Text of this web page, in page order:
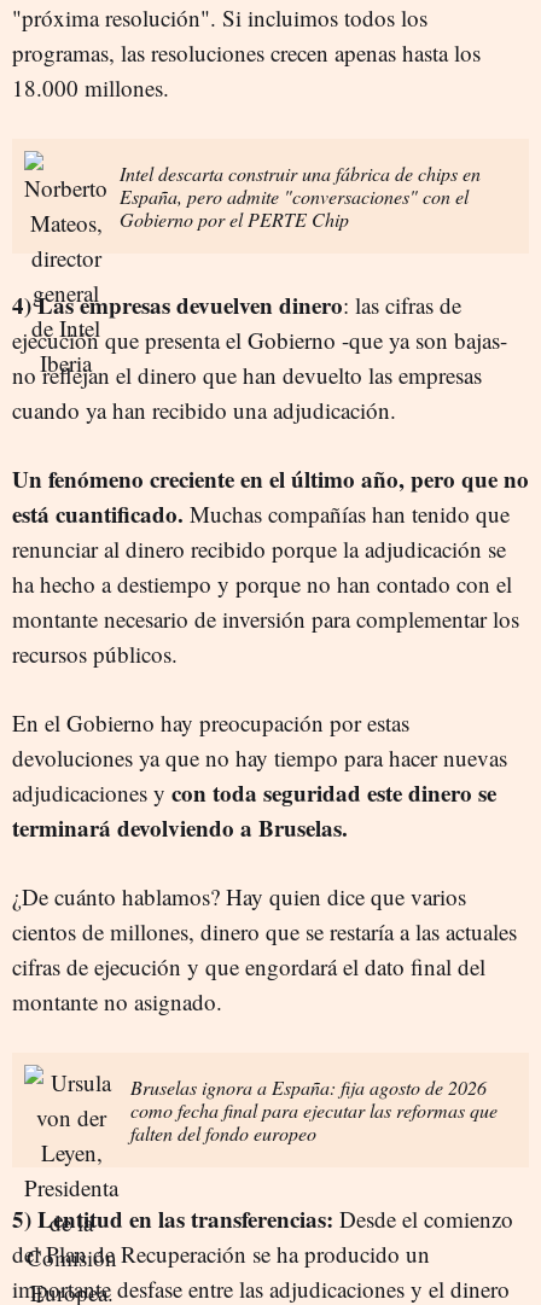
"próxima resolución". Si incluimos todos los
programas, las resoluciones crecen apenas hasta los
18.000 millones.
Intel descarta construir una fábrica de chips en
España, pero admite "conversaciones" con el
Gobierno por el PERTE Chip
4) Las empresas devuelven dinero: las cifras de
ejecución que presenta el Gobierno -que ya son bajas-
no reflejan el dinero que han devuelto las empresas
cuando ya han recibido una adjudicación.
Un fenómeno creciente en el último año, pero que no
está cuantificado. Muchas compañías han tenido que
renunciar al dinero recibido porque la adjudicación se
ha hecho a destiempo y porque no han contado con el
montante necesario de inversión para complementar los
recursos públicos.
En el Gobierno hay preocupación por estas
devoluciones ya que no hay tiempo para hacer nuevas
adjudicaciones y con toda seguridad este dinero se
terminará devolviendo a Bruselas.
¿De cuánto hablamos? Hay quien dice que varios
cientos de millones, dinero que se restaría a las actuales
cifras de ejecución y que engordará el dato final del
montante no asignado.
Bruselas ignora a España: fija agosto de 2026
como fecha final para ejecutar las reformas que
falten del fondo europeo
5) Lentitud en las transferencias: Desde el comienzo
del Plan de Recuperación se ha producido un
importante desfase entre las adjudicaciones y el dinero